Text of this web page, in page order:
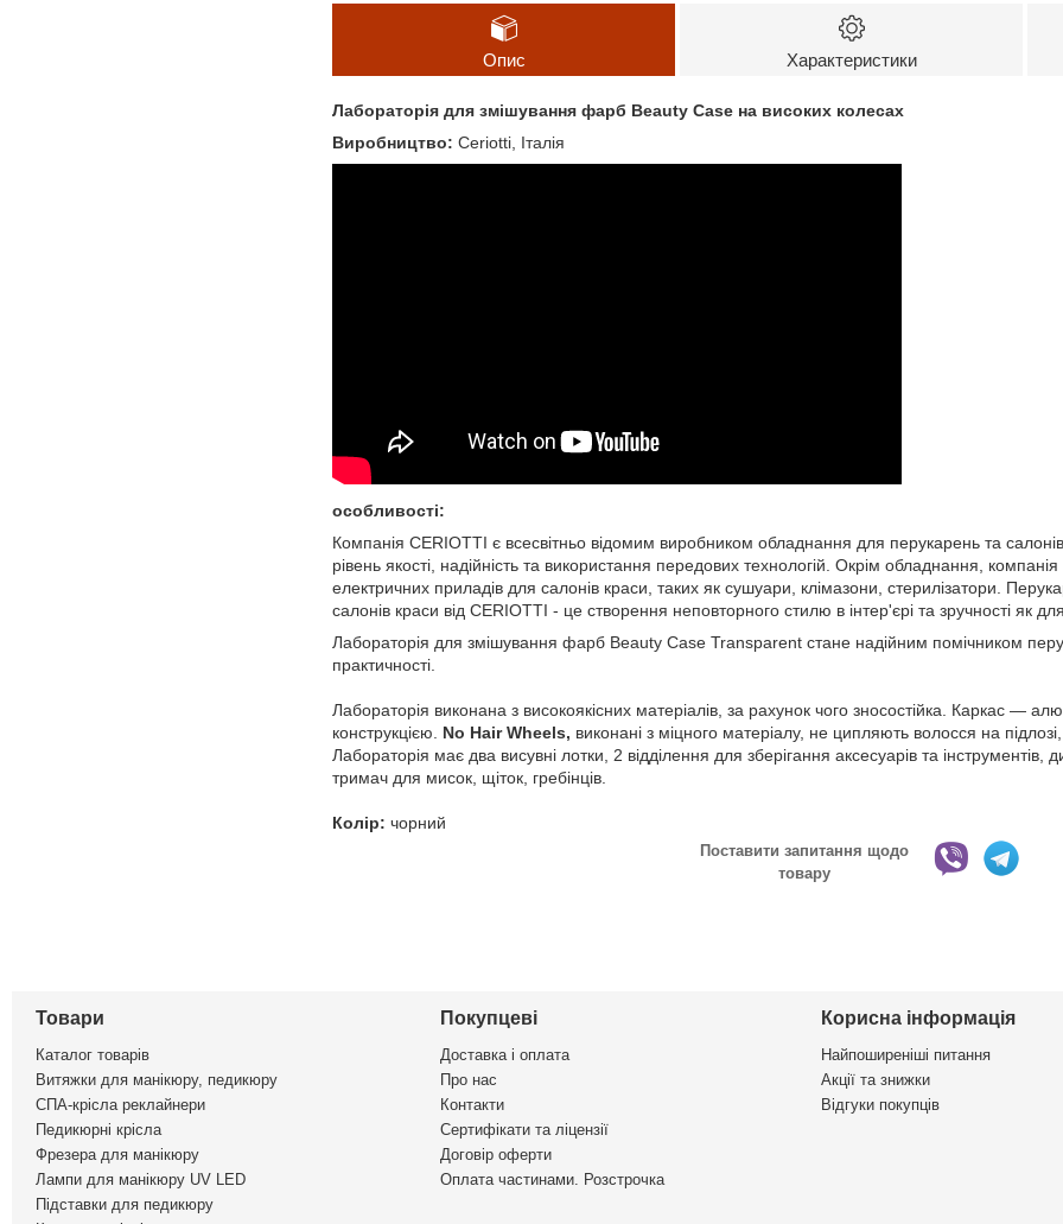
Опис Характеристики
Лабораторія для змішування фарб Beauty Case на високих колесах
Виробництво: Ceriotti, Італія
особливості:
Компанія CERIOTTI є всесвітньо відомим виробником обладнання для перукарень та
рівень якості, надійність та використання передових технологій. Окрім обладнання,
електричних приладів для салонів краси, таких як сушуари, клімазони, стерилізатори.
салонів краси від CERIOTTI - це створення неповторного стилю в інтер'єрі та зручності як
Лабораторія для змішування фарб Beauty Case Transparent стане надійним помічником
практичності.
Лабораторія виконана з високоякісних матеріалів, за рахунок чого зносостійка. Каркас —
конструкцією. No Hair Wheels, виконані з міцного матеріалу, не ципляють волосся на
Лабораторія має два висувні лотки, 2 відділення для зберігання аксесуарів та
тримач для мисок, щіток, гребінців.
Колір: чорний
Поставити запитання щодо
товару
Товари
Каталог товарів
Витяжки для манікюру, педикюру
СПА-крісла реклайнери
Педикюрні крісла
Фрезера для манікюру
Лампи для манікюру UV LED
Підставки для педикюру
Покупцеві
Доставка і оплата
Про нас
Контакти
Сертифікати та ліцензії
Договір оферти
Оплата частинами. Розстрочка
Корисна інформація
Найпоширеніші питання
Акції та знижки
Відгуки покупців